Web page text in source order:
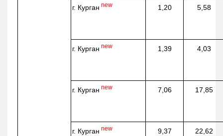
г. Курган new 1,20 5,58
г. Курган new 1,39 4,03
г. Курган new 7,06 17,85
г. Курган new 9,37 22,62